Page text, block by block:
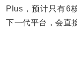
Plus，预计只有6
下一代平台，会直